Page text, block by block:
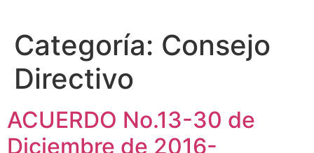
Categoría: Consejo
Directivo
ACUERDO No.13-30 de
Diciembre de 2016-